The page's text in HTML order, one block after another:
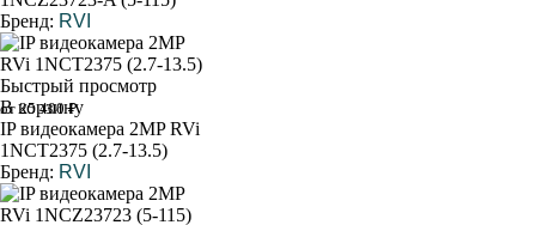
Бренд: RVI
Быстрый просмотр
В корзину
от 25 400 ₽
IP видеокамера 2MP RVi
1NCT2375 (2.7-13.5)
Бренд: RVI